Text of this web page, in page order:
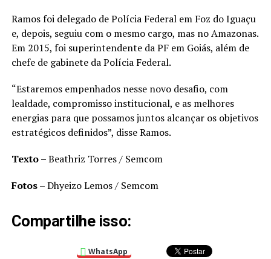
Ramos foi delegado de Polícia Federal em Foz do Iguaçu
e, depois, seguiu com o mesmo cargo, mas no Amazonas.
Em 2015, foi superintendente da PF em Goiás, além de
chefe de gabinete da Polícia Federal.
“Estaremos empenhados nesse novo desafio, com
lealdade, compromisso institucional, e as melhores
energias para que possamos juntos alcançar os objetivos
estratégicos definidos”, disse Ramos.
Texto –Beathriz Torres / Semcom
Fotos –Dhyeizo Lemos / Semcom
Compartilhe isso:
WhatsApp